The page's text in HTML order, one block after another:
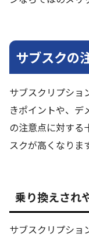
サブスクの
サブスクリプショ
きポイントや、デ
の注意点に対する
スクが高くなりま
乗り換えされ
サブスクリプショ